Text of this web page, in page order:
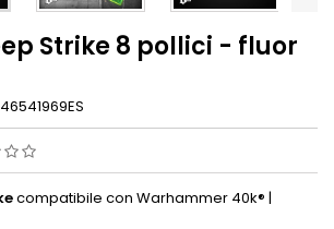
Strike 8 pollici - fluor
compatibile con Warhammer 40k® |